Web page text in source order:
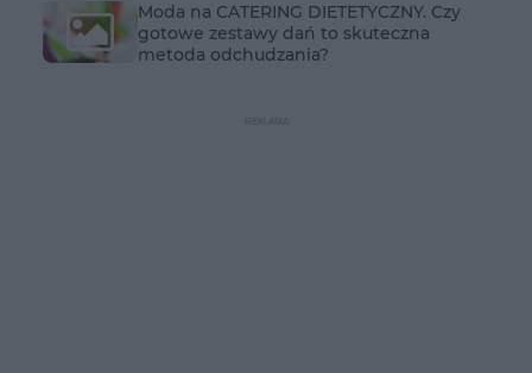
Moda na CATERING DIETETYCZNY. Czy
gotowe zestawy dań to skuteczna
metoda odchudzania?